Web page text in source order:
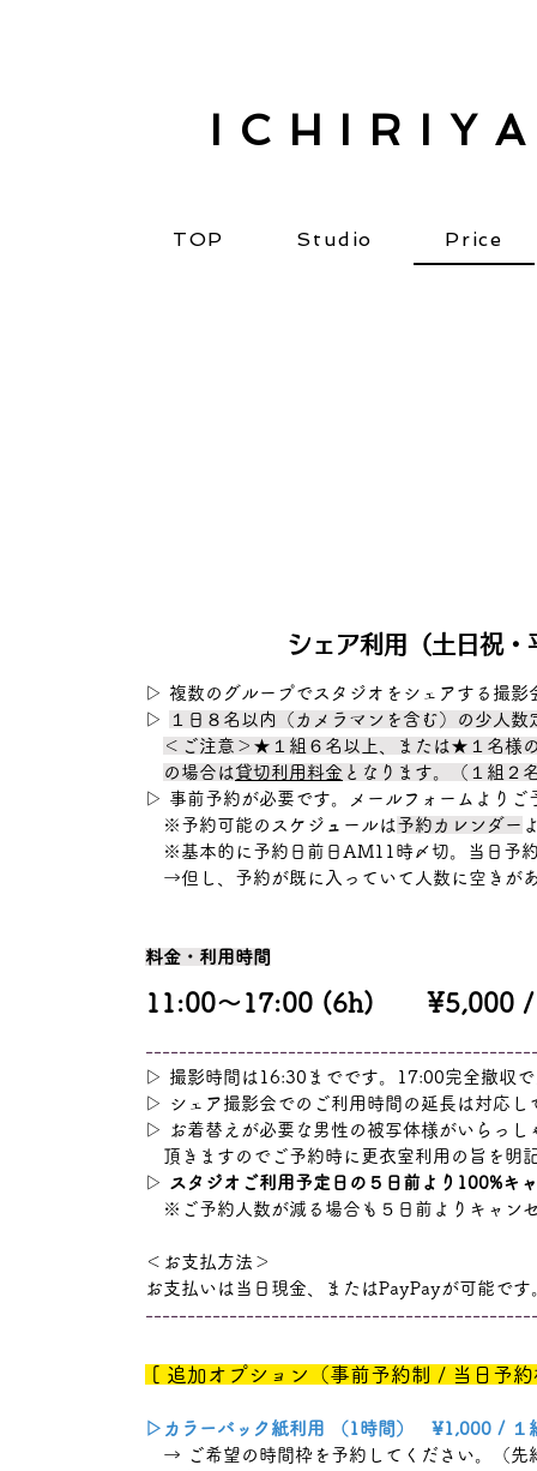
TOP Studio Price
シェア利用（土日祝・
▷ 複数のグループでスタジオをシェアする撮影
▷
１日８名以内（カメラマンを含む）の少人数
＜ご注意＞★１組６名以上、または★１名様
の 場合は 貸切利用料金 となります。（１組２
▷ 事前予約が必要です。
メールフォーム よりご
※予約可能のスケジュールは 予約カレンダー
※基本的に予約日前日AM11時〆切。当日予
→但し、予約が既に入っていて人数に空きが
料金・利用時間
11:00〜17:00 (6h) ¥5,000 /
▷ 撮影時間は16:30までです。17:00完全撤収
▷ シェア撮影会でのご利用時間の延長は対応し
▷ お着替えが必要な男性の被写体様がいらっし
頂きますのでご予約時に更衣室利用の旨を明
▷ スタジオご利用予定日の５日前より100%キ
※ご予約人数が減る場合も５日前よりキャン
＜お支払方法＞
お支払いは当日現金、またはPayPayが可能です
[ 追加オプション（事前予約制 / 当日予
▷カラーバック紙利用 （1時間） ¥1,000 /
→ ご希望の時間枠を予約してください。（先